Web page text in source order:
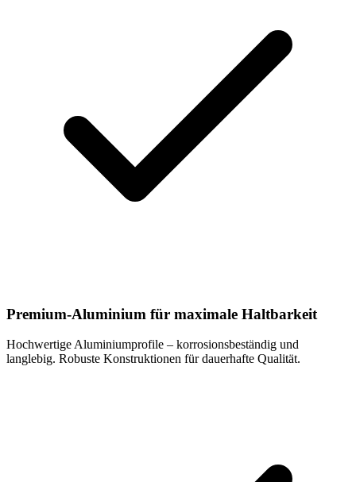
Premium-Aluminium für maximale Haltbarkeit
Hochwertige Aluminiumprofile – korrosionsbeständig und
langlebig. Robuste Konstruktionen für dauerhafte Qualität.